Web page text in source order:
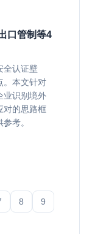
口管制等4
全认证壁
。本文针对
业识别境外
对的思路框
考。
8 9